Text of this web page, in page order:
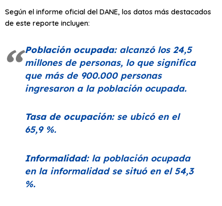
Según el informe oficial del DANE, los datos más destacados
de este reporte incluyen:
Población ocupada:alcanzó los 24,5
millones de personas, lo que significa
que más de 900.000 personas
ingresaron a la población ocupada.
Tasa de ocupación:se ubicó en el
65,9 %.
Informalidad:la población ocupada
en la informalidad se situó en el 54,3
%.